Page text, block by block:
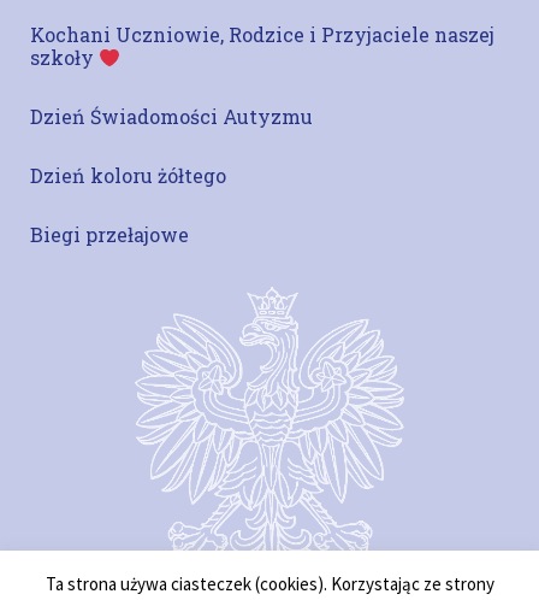
Kochani Uczniowie, Rodzice i Przyjaciele naszej
szkoły
Dzień Świadomości Autyzmu
Dzień koloru żółtego
Biegi przełajowe
Ta strona używa ciasteczek (cookies). Korzystając ze strony